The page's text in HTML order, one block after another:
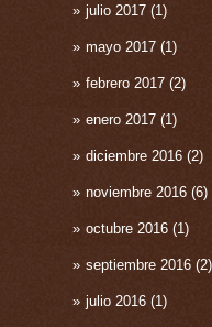
julio 2017 (1)
mayo 2017 (1)
febrero 2017 (2)
enero 2017 (1)
diciembre 2016 (2)
noviembre 2016 (6)
octubre 2016 (1)
septiembre 2016 (2)
julio 2016 (1)